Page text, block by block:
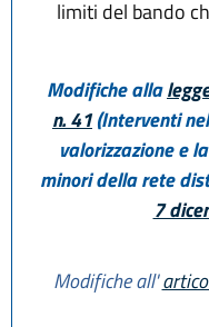
limiti del bando
Modifiche alla
n. 41(Interventi
valorizzazione e
minori della rete
7
Modifiche all'